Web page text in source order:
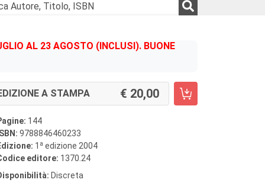
AL 23 AGOSTO (INCLUSI). BUONE
A STAMPA 20,00
144
9788846460233
1 a edizione 2004
editore: 1370.24
Discreta